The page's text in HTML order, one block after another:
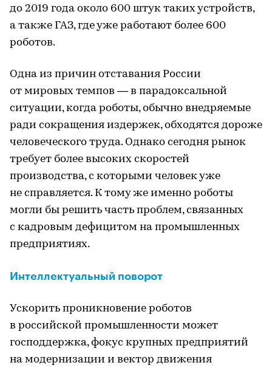
до 2019 года около 600 штук таких устройств,
а также ГАЗ, где уже работают более 600
роботов.
Одна из причин отставания России
от мировых темпов — в парадоксальной
ситуации, когда роботы, обычно внедряемые
ради сокращения издержек, обходятся дороже
человеческого труда. Однако сегодня рынок
требует более высоких скоростей
производства, с которыми человек уже
не справляется. К тому же именно роботы
могли бы решить часть проблем, связанных
с кадровым дефицитом на промышленных
предприятиях.
Интеллектуальный поворот
Ускорить проникновение роботов
в российской промышленности может
господдержка, фокус крупных предприятий
на модернизации и вектор движения